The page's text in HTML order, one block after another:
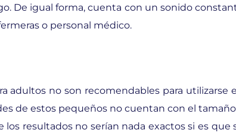
De igual forma, cuenta con un sonido
o personal médico.
adultos no son recomendables para utilizarse
de estos pequeños no cuentan con el
resultados no serían nada exactos si es que